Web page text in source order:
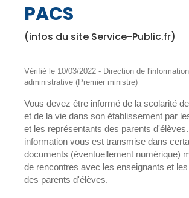
PACS
(infos du site Service-Public.fr)
Vérifié le 10/03/2022 - Direction de
administrative (Premier ministre)
Vous devez être informé de la scolarité
et de la vie dans son établissement par
et les représentants des parents
information vous est transmise dans
documents (éventuellement numérique)
de rencontres avec les enseignants et
des parents d'élèves.